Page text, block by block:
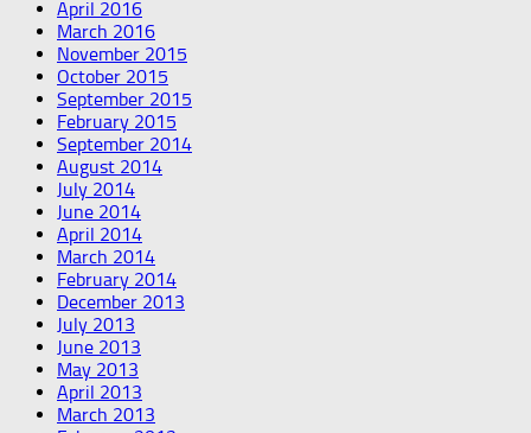
April 2016
March 2016
November 2015
October 2015
September 2015
February 2015
September 2014
August 2014
July 2014
June 2014
April 2014
March 2014
February 2014
December 2013
July 2013
June 2013
May 2013
April 2013
March 2013